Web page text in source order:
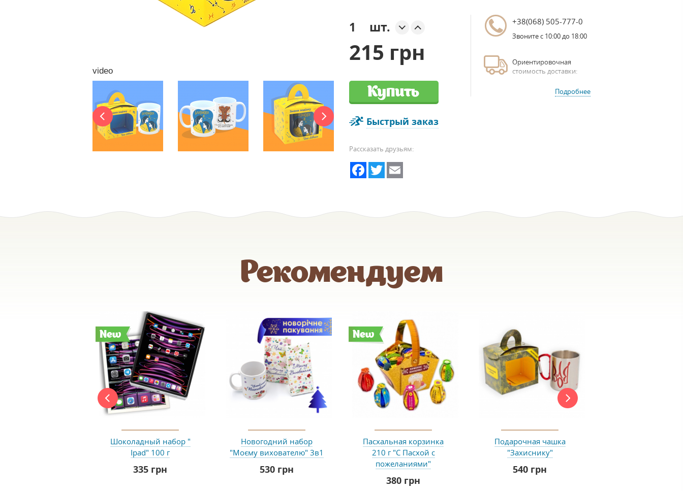
video
шт.
215 грн
Купить
Быстрый заказ
Рассказать друзьям:
Facebook
Twitter
+38(068) 505-777-0
Звоните с 10:00 до 18:00
Ориентировочная
стоимость доставки:
Подробнее
Рекомендуем
New
Шоколадный набор "
Ipad" 100 г
335 грн
Новогодний набор
"Моєму вихователю" 3в1
530 грн
New
Пасхальная корзинка
210 г "С Пасхой с
пожеланиями"
380 грн
Подарочная чашка
"Захиснику"
540 грн